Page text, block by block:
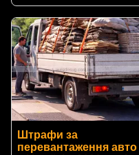
Штрафи за
перевантаження авто